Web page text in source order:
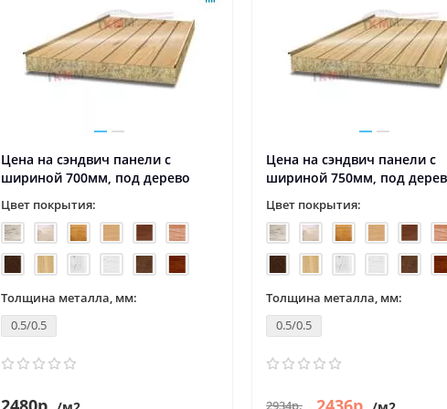
9 Мая - День Победы!
Компания "Евроштакетник" С
прекрасным праздником, суровым и
трогательным одновременно — с
великим и ..
1 мая – Праздник Весны и
Компания "Евроштакетник" С
праздником 1 Мая! Пусть
станет днем, когда все дела
удас..
Цена на сэндвич панели с
шириной 700мм, под дерево
Цвет покрытия:
Толщина металла, мм:
0.5/0.5
Цена на сэндвич панели с
шириной 750мм, под
Цвет покрытия:
Толщина металла, мм:
0.5/0.5
2934р.